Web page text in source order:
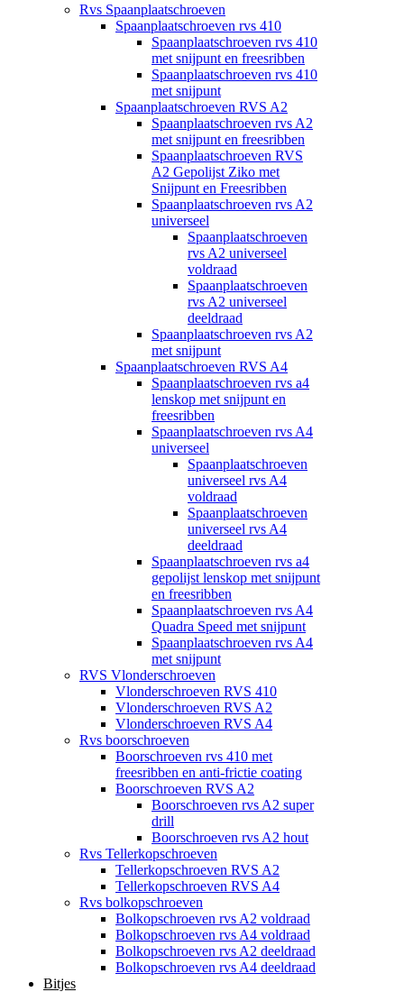
Rvs Spaanplaatschroeven
Spaanplaatschroeven rvs 410
Spaanplaatschroeven rvs 410
met snijpunt en freesribben
Spaanplaatschroeven rvs 410
met snijpunt
Spaanplaatschroeven RVS A2
Spaanplaatschroeven rvs A2
met snijpunt en freesribben
Spaanplaatschroeven RVS
A2 Gepolijst Ziko met
Snijpunt en Freesribben
Spaanplaatschroeven rvs A2
universeel
Spaanplaatschroeven
rvs A2 universeel
voldraad
Spaanplaatschroeven
rvs A2 universeel
deeldraad
Spaanplaatschroeven rvs A2
met snijpunt
Spaanplaatschroeven RVS A4
Spaanplaatschroeven rvs a4
lenskop met snijpunt en
freesribben
Spaanplaatschroeven rvs A4
universeel
Spaanplaatschroeven
universeel rvs A4
voldraad
Spaanplaatschroeven
universeel rvs A4
deeldraad
Spaanplaatschroeven rvs a4
gepolijst lenskop met snijpunt
en freesribben
Spaanplaatschroeven rvs A4
Quadra Speed met snijpunt
Spaanplaatschroeven rvs A4
met snijpunt
RVS Vlonderschroeven
Vlonderschroeven RVS 410
Vlonderschroeven RVS A2
Vlonderschroeven RVS A4
Rvs boorschroeven
Boorschroeven rvs 410 met
freesribben en anti-frictie coating
Boorschroeven RVS A2
Boorschroeven rvs A2 super
drill
Boorschroeven rvs A2 hout
Rvs Tellerkopschroeven
Tellerkopschroeven RVS A2
Tellerkopschroeven RVS A4
Rvs bolkopschroeven
Bolkopschroeven rvs A2 voldraad
Bolkopschroeven rvs A4 voldraad
Bolkopschroeven rvs A2 deeldraad
Bolkopschroeven rvs A4 deeldraad
Bitjes